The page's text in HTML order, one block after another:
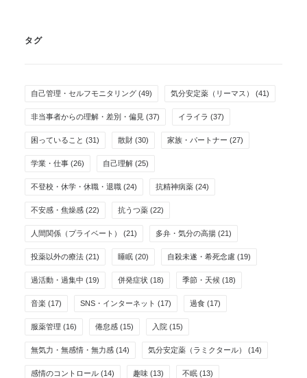
タグ
自己管理・セルフモニタリング (49) 気分安定薬（リーマス） (41)
非当事者からの理解・差別・偏見 (37) イライラ (37)
困っていること (31) 散財 (30) 家族・パートナー (27)
学業・仕事 (26) 自己理解 (25)
不登校・休学・休職・退職 (24) 抗精神病薬 (24)
不安感・焦燥感 (22) 抗うつ薬 (22)
人間関係（プライベート） (21) 多弁・気分の高揚 (21)
投薬以外の療法 (21) 睡眠 (20) 自殺未遂・希死念慮 (19)
過活動・過集中 (19) 併発症状 (18) 季節・天候 (18)
音楽 (17) SNS・インターネット (17) 過食 (17)
服薬管理 (16) 倦怠感 (15) 入院 (15)
無気力・無感情・無力感 (14) 気分安定薬（ラミクタール） (14)
感情のコントロール (14) 趣味 (13) 不眠 (13)